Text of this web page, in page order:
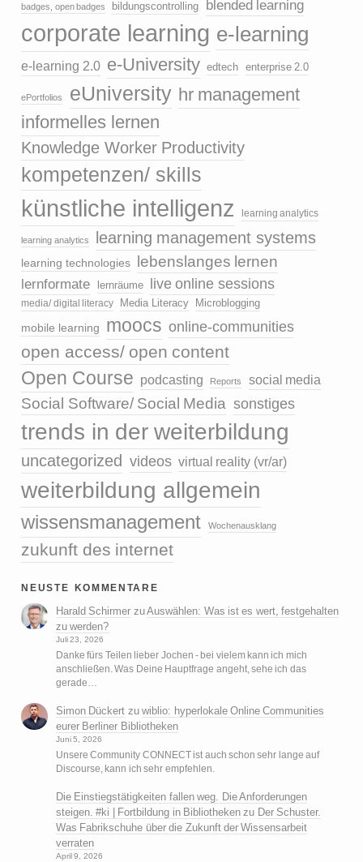
badges, open badges bildungscontrolling blended learning
corporate learning e-learning
e-learning 2.0 e-University edtech enterprise 2.0
ePortfolios eUniversity hr management
informelles lernen
Knowledge Worker Productivity
kompetenzen/ skills
künstliche intelligenz learning analytics
learning analytics learning management systems
learning technologies lebenslanges lernen
lernformate lernräume live online sessions
media/ digital literacy Media Literacy Microblogging
mobile learning moocs online-communities
open access/ open content
Open Course podcasting Reports social media
Social Software/ Social Media sonstiges
trends in der weiterbildung
uncategorized videos virtual reality (vr/ar)
weiterbildung allgemein
wissensmanagement Wochenausklang
zukunft des internet
neuste kommentare
Harald Schirmer zuAuswählen: Was ist es wert, festgehalten
zu werden?
Juli 23, 2026
Danke fürs Teilen lieber Jochen - bei vielem kann ich mich
anschließen. Was Deine Hauptfrage angeht, sehe ich das
gerade…
Simon Dückert zuwiblio: hyperlokale Online Communities
eurer Berliner Bibliotheken
Juni 5, 2026
Unsere Community CONNECT ist auch schon sehr lange auf
Discourse, kann ich sehr empfehlen.
Die Einstiegstätigkeiten fallen weg. Die Anforderungen
steigen. #ki | Fortbildung in Bibliothekenzu Der Schuster.
Was Fabrikschuhe über die Zukunft der Wissensarbeit
verraten
April 9, 2026